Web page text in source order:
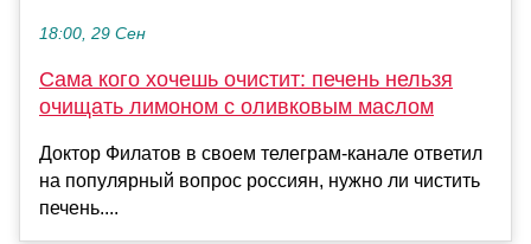
18:00, 29 Сен
Сама кого хочешь очистит: печень нельзя
очищать лимоном с оливковым маслом
Доктор Филатов в своем телеграм-канале ответил
на популярный вопрос россиян, нужно ли чистить
печень....